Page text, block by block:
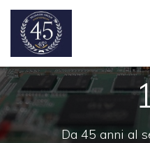
Da 45 anni al